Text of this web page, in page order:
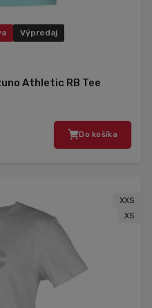
Výpredaj
Athletic RB Tee
Do košíka
XXS
XS